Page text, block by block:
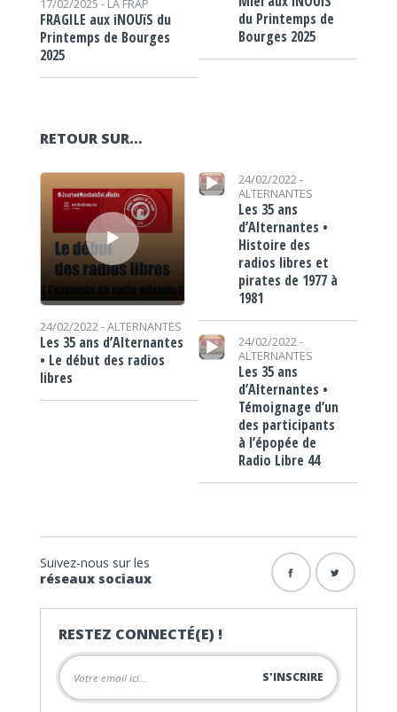
FRAGILE aux iNOUïS du
Printemps de Bourges
2025
du Printemps de
Bourges 2025
RETOUR SUR…
Lecteur audio
24/02/2022 -ALTERNANTES
Les 35 ans d’Alternantes
• Le début des radios
libres
Lecteur audio
24/02/2022 -
ALTERNANTES
Les 35 ans
d’Alternantes •
Histoire des
radios libres et
pirates de 1977 à
1981
Lecteur audio
24/02/2022 -
ALTERNANTES
Les 35 ans
d’Alternantes •
Témoignage d’un
des participants
à l’épopée de
Radio Libre 44
Suivez-nous sur les
réseaux sociaux
RESTEZ CONNECTÉ(E) !